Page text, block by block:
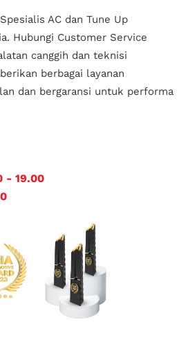
AC dan Tune Up
Hubungi Customer Service
canggih dan teknisi
berbagai layanan
dan bergaransi untuk performa
- 19.00